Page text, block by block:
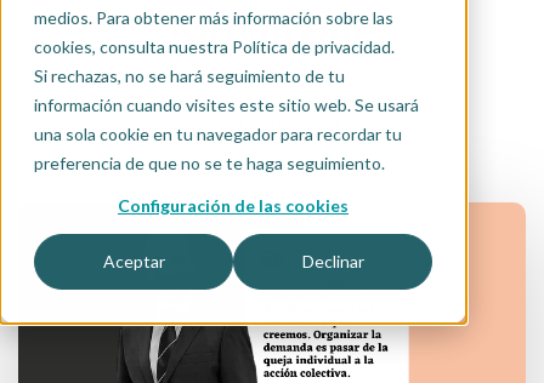
medios. Para obtener más información sobre las
cookies, consulta nuestra Política de privacidad.
Si rechazas, no se hará seguimiento de tu
información cuando visites este sitio web. Se usará
una sola cookie en tu navegador para recordar tu
preferencia de que no se te haga seguimiento.
Configuración de las cookies
Aceptar Declinar
Movilízate
Cooperactivate